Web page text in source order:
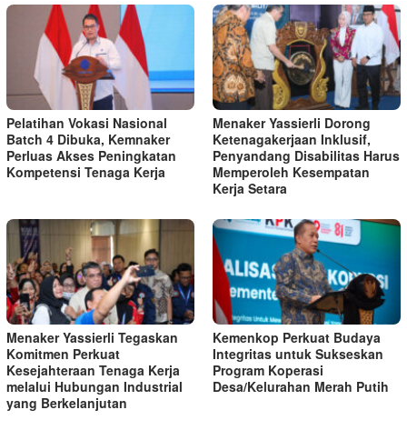
Pelatihan Vokasi Nasional
Batch 4 Dibuka, Kemnaker
Perluas Akses Peningkatan
Kompetensi Tenaga Kerja
Menaker Yassierli Dorong
Ketenagakerjaan Inklusif,
Penyandang Disabilitas Harus
Memperoleh Kesempatan
Kerja Setara
Menaker Yassierli Tegaskan
Komitmen Perkuat
Kesejahteraan Tenaga Kerja
melalui Hubungan Industrial
yang Berkelanjutan
Kemenkop Perkuat Budaya
Integritas untuk Sukseskan
Program Koperasi
Desa/Kelurahan Merah Putih